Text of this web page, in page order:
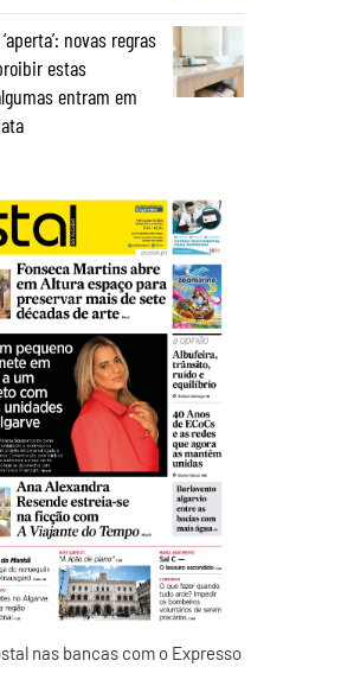
novas regras
estas
entram em
nas bancas com o Expresso